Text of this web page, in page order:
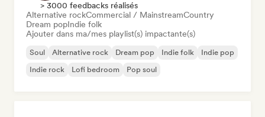
> 3000 feedbacks réalisés
Alternative rockCommercial / MainstreamCountry
Dream popIndie folk
Ajouter dans ma/mes playlist(s) impactante(s)
Soul Alternative rock Dream pop Indie folk
Indie pop
Indie rock
Lofi bedroom Pop soul